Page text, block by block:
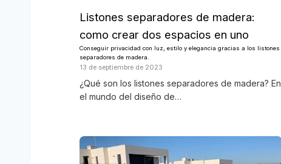
Listones separadores de madera:
como crear dos espacios en uno
Conseguir privacidad con luz, estilo y elegancia gracias a los listones
separadores de madera.
13 de septiembre de 2023
¿Qué son los listones separadores de madera? En
el mundo del diseño de…